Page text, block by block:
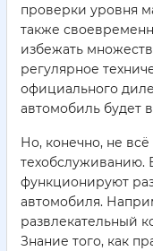
проверки уровня
также
избежать
регулярное
официального
автомобиль будет
Но, конечно, не всё
техобслуживанию.
функционируют
автомобиля.
развлекательный
Знание того, как